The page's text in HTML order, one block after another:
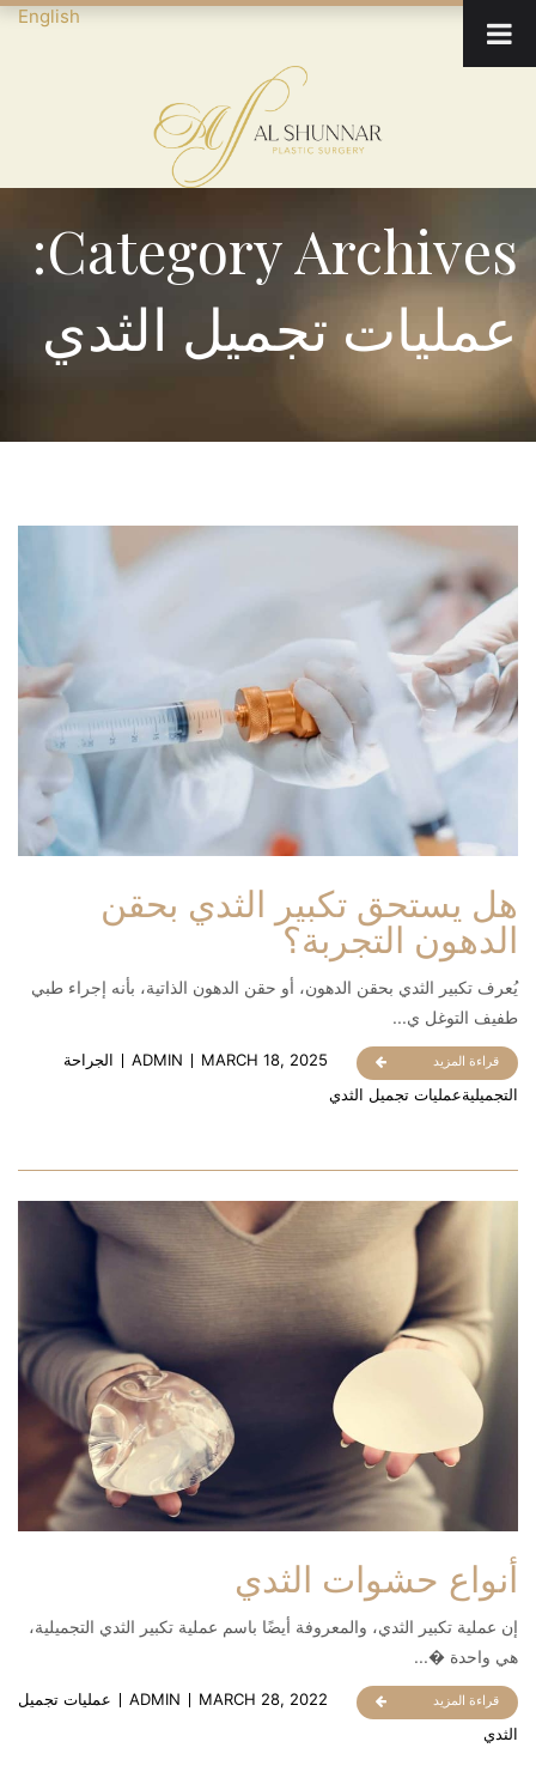
English
Category Archives:
عمليات تجميل الثدي
هل يستحق تكبير الثدي بحقن
الدهون التجربة؟
يُعرف تكبير الثدي بحقن الدهون، أو حقن الدهون الذاتية، بأنه إجراء طبي
طفيف التوغل ي...
قراءة المزيد ADMIN MARCH 18, 2025
الجراحة
التجميليةعمليات تجميل الثدي
أنواع حشوات الثدي
إن عملية تكبير الثدي، والمعروفة أيضًا باسم عملية تكبير الثدي التجميلية،
هي واحدة �...
قراءة المزيد ADMIN MARCH 28, 2022
عمليات تجميل
الثدي